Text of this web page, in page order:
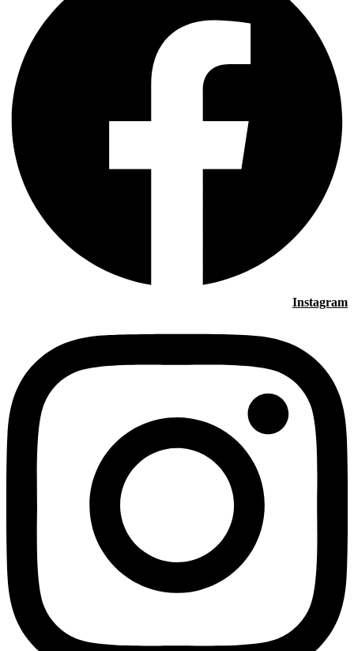
Instagram